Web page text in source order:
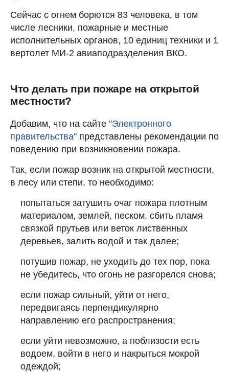
Сейчас с огнем борются 83 человека, в том
числе лесники, пожарные и местные
исполнительных органов, 10 единиц техники и 1
вертолет МИ-2 авиаподразделения ВКО.
Что делать при пожаре на открытой
местности?
Добавим, что на сайте "Электронного
правительства" представлены рекомендации по
поведению при возникновении пожара.
Так, если пожар возник на открытой местности,
в лесу или степи, то необходимо:
попытаться затушить очаг пожара плотным
материалом, землей, песком, сбить пламя
связкой прутьев или веток лиственных
деревьев, залить водой и так далее;
потушив пожар, не уходить до тех пор, пока
не убедитесь, что огонь не разгорелся снова;
если пожар сильный, уйти от него,
передвигаясь перпендикулярно
направлению его распространения;
если уйти невозможно, а поблизости есть
водоем, войти в него и накрыться мокрой
одеждой;